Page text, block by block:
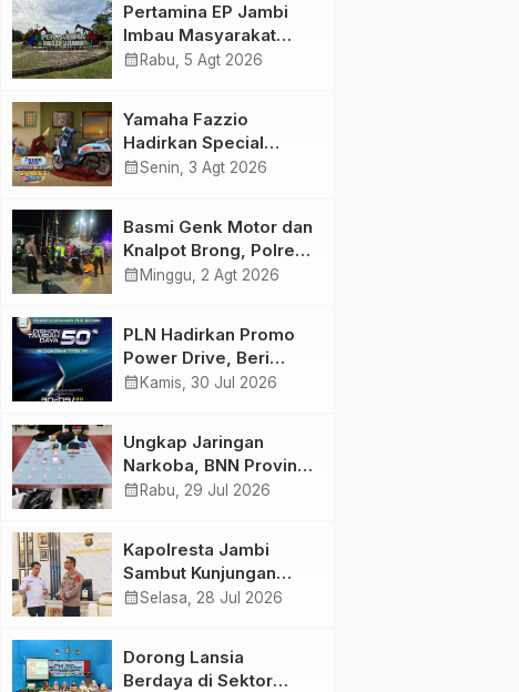
Pertamina EP Jambi
Imbau Masyarakat
Tidak Beraktivitas di
Bersama
calendar_month Rabu, 5 Agt 2026
Yamaha Fazzio
Hadirkan Special
Edition Sunset Blue,
Semakin Skena
calendar_monthSenin, 3 Agt 2026
Basmi Genk Motor dan
Knalpot Brong, Polres
Tanjab Barat Amankan
calendar_month Minggu, 2 Agt 2026
PLN Hadirkan Promo
Power Drive, Beri
Diskon Tambah Daya
calendar_month Kamis, 30 Jul 2026
Ungkap Jaringan
Narkoba, BNN Provinsi
Jambi dan Bea Cukai
Butir Ekstasi dan 146
Gram Sabu
calendar_month Rabu, 29 Jul 2026
Kapolresta Jambi
Sambut Kunjungan
Ketua dan Pengurus
Kolaborasi
calendar_monthSelasa, 28 Jul 2026
Dorong Lansia
Berdaya di Sektor